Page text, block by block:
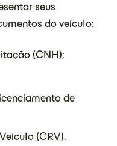
seus
do veículo:
(CNH);
de
(CRV).